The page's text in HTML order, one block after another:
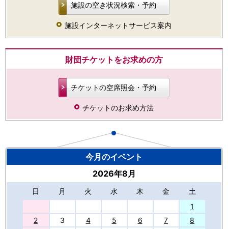
施設の空き状況検索・予約
施設インターネットサービス案内
財団チケットをお求めの方
チケットの空席照会・予約
チケットのお求め方法
今月のイベント
2026年8月
日 月 火 水 木 金
土
1
2
3 4 5 6 7
8